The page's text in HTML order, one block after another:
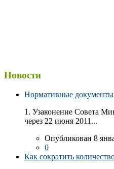
Новости
Нормативные
1. Узаконение Совета
через 22 июня 2011...
Опубликован 8
0
Как сократить